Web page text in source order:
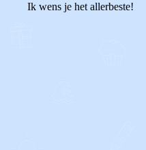
Ik wens je het allerbeste!